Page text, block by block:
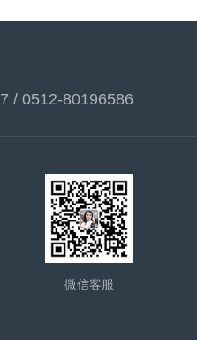
/ 0512-80196586
微信客服